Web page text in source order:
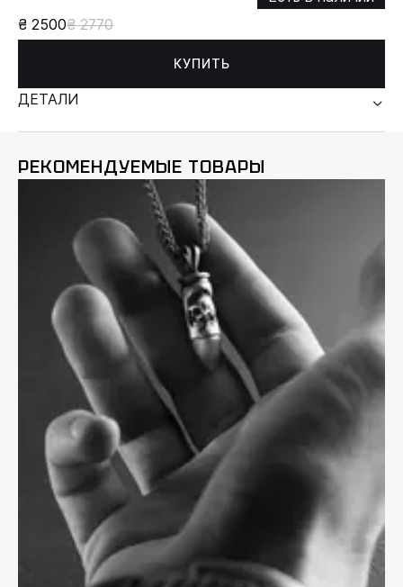
₴ 2500₴ 2770
КУПИТЬ
ДЕТАЛИ
РЕКОМЕНДУЕМЫЕ ТОВАРЫ